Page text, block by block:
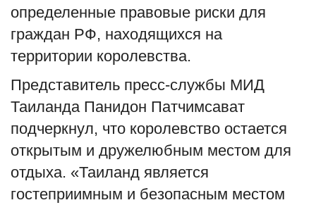
определенные правовые риски для
граждан РФ, находящихся на
территории королевства.
Представитель пресс-службы МИД
Таиланда Панидон Патчимсават
подчеркнул, что королевство остается
открытым и дружелюбным местом для
отдыха. «Таиланд является
гостеприимным и безопасным местом